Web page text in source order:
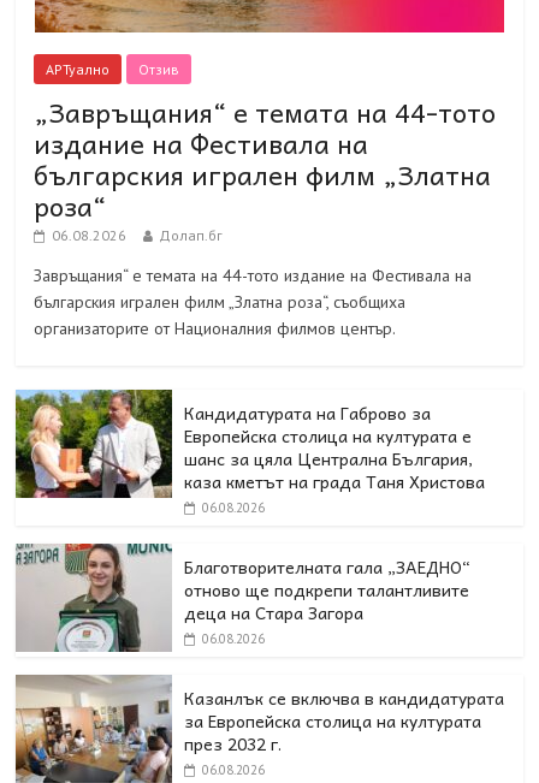
АРТуално Отзив
„Завръщания“ е темата на 44-тото
издание на Фестивала на
българския игрален филм „Златна
роза“
06.08.2026 Долап.бг
Завръщания“ е темата на 44-тото издание на Фестивала на
българския игрален филм „Златна роза“, съобщиха
организаторите от Националния филмов център.
Кандидатурата на Габрово за
Европейска столица на културата е
шанс за цяла Централна България,
каза кметът на града Таня Христова
06.08.2026
Благотворителната гала „ЗАЕДНО“
отново ще подкрепи талантливите
деца на Стара Загора
06.08.2026
Казанлък се включва в кандидатурата
за Европейска столица на културата
през 2032 г.
06.08.2026